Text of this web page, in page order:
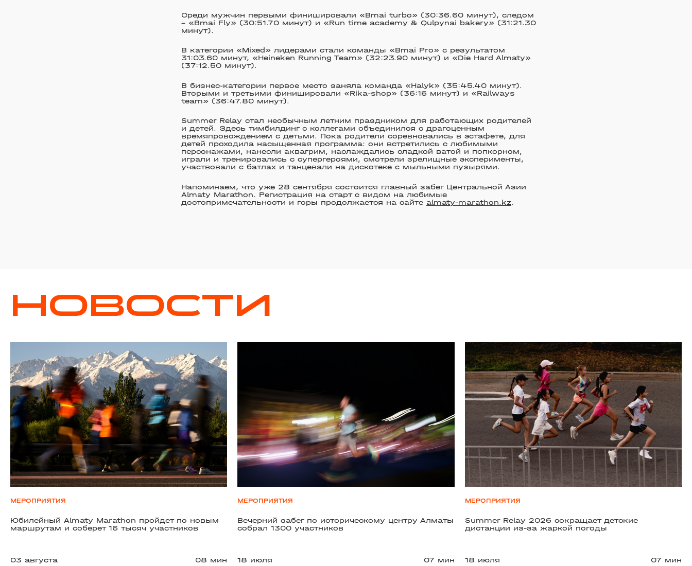
Среди мужчин первыми финишировали «Bmai turbo» (30:36.60 минут), следом
– «Bmai Fly» (30:51.70 минут) и «Run time academy & Qulpynai bakery» (31:21.30
минут).
В категории «Mixed» лидерами стали команды «Bmai Pro» с результатом
31:03.60 минут, «Heineken Running Team» (32:23.90 минут) и «Die Hard Almaty»
(37:12.50 минут).
В бизнес-категории первое место заняла команда «Halyk» (35:45.40 минут).
Вторыми и третьими финишировали «Rika-shop» (36:16 минут) и «Railways
team» (36:47.80 минут).
Summer Relay стал необычным летним праздником для работающих родителей
и детей. Здесь тимбилдинг с коллегами объединился с драгоценным
времяпровождением с детьми. Пока родители соревновались в эстафете, для
детей проходила насыщенная программа: они встретились с любимыми
персонажами, нанесли аквагрим, наслаждались сладкой ватой и попкорном,
играли и тренировались с супергероями, смотрели зрелищные эксперименты,
участвовали с батлах и танцевали на дискотеке с мыльными пузырями.
Напоминаем, что уже 28 сентября состоится главный забег Центральной Азии
Almaty Marathon. Регистрация на старт с видом на любимые
достопримечательности и горы продолжается на сайте almaty-marathon.kz.
НОВОСТИ
МЕРОПРИЯТИЯ
Юбилейный Almaty Marathon пройдет по новым
маршрутам и соберет 16 тысяч участников
03 августа 08 мин
МЕРОПРИЯТИЯ
Вечерний забег по историческому центру Алматы
собрал 1300 участников
18 июля 07 мин
МЕРОПРИЯТИЯ
Summer Relay 2026 сокращает детские
дистанции из-за жаркой погоды
18 июля 07 мин